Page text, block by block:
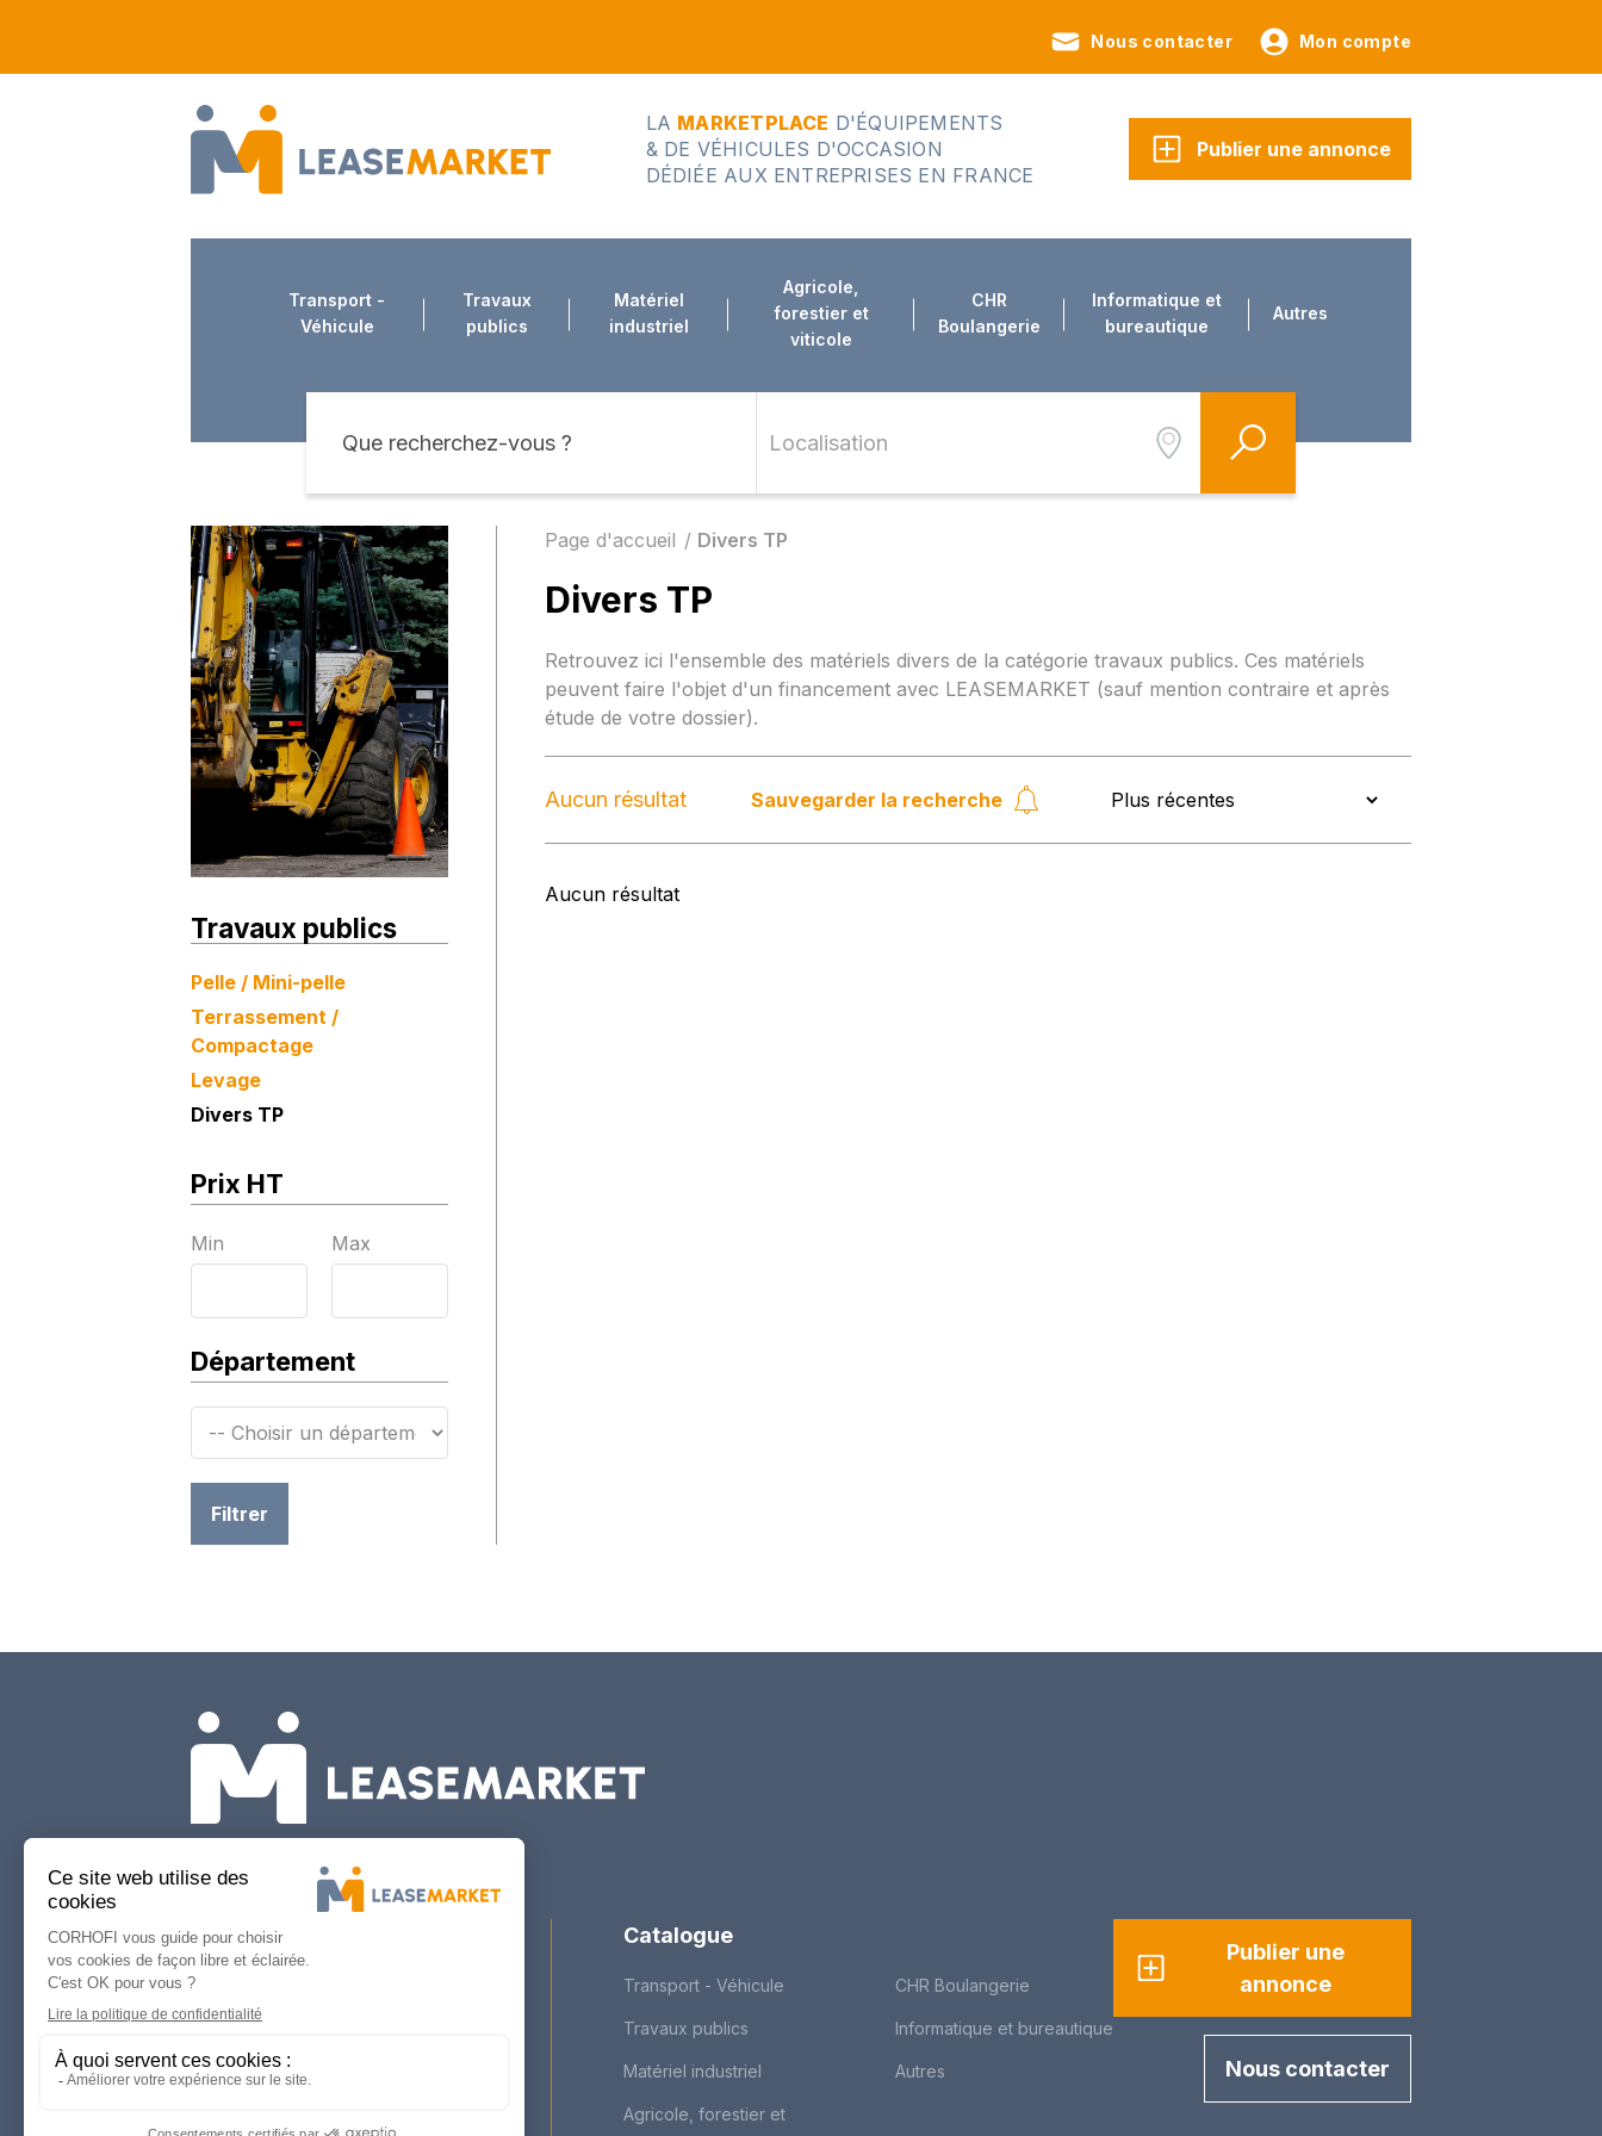
Nous contacter Mon compte
LA MARKETPLACE D'ÉQUIPEMENTS
& DE VÉHICULES D'OCCASION
DÉDIÉE AUX ENTREPRISES EN FRANCE
Publier une annonce
Transport -
Véhicule
Travaux
publics
Matériel
industriel
Agricole,
forestier et
viticole
CHR
Boulangerie
Informatique et
bureautique
Autres
Travaux publics
Pelle / Mini-pelle
Terrassement /
Compactage
Levage
Divers TP
Prix HT
Min Max
Département
Filtrer
Page d'accueil Divers TP
Divers TP
Retrouvez ici l'ensemble des matériels divers de la catégorie travaux publics. Ces matériels
peuvent faire l'objet d'un financement avec LEASEMARKET (sauf mention contraire et après
étude de votre dossier).
Aucun résultat Sauvegarder la recherche
Aucun résultat
À propos de
LEASEMARKET
Qui sommes-nous ?
Pourquoi financer ses équipements
Catalogue
Transport - Véhicule
Travaux publics
Matériel industriel
Agricole, forestier et
CHR Boulangerie
Informatique et bureautique
Autres
Publier une
annonce
Nous contacter